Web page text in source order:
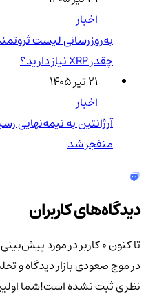
اخبار
چقدر XRP نیاز دارید؟
۲۱ تیر ۱۴۰۵
اخبار
منفجر شد
دیدگاه‌های کاربران
تا کنون 0 کاربر در مورد
پیش‌بینی
در موج صعودی بازاردیدگاه و
نظری ثبت نشده است!شما